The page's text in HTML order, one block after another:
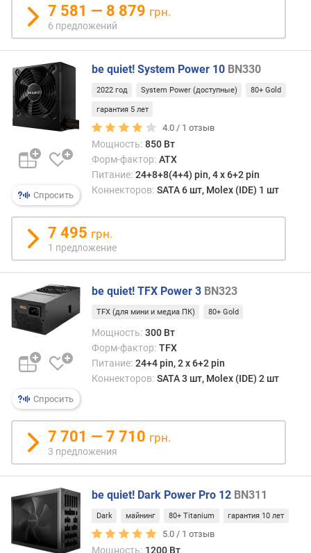
b
e
n
e
t
i
c
s
i
s
с
а
д
р
т
A
X
1
В
т
н
д
а
р
7 581 — 8 879 грн.
6 предложений
Спросить
be quiet! System Power 10 BN330
2022 год System Power (доступные) 80+ Gold
гарантия 5 лет
4.0 / 1 отзыв
Мощность: 850 Вт
Форм-фактор: ATX
Питание: 24+8+8(4+4) pin, 4 х 6+2 pin
Коннекторов: SATA 6 шт, Molex (IDE) 1 шт
7 495 грн.
1 предложение
Спросить
be quiet! TFX Power 3 BN323
TFX (для мини и медиа ПК) 80+ Gold
Мощность: 300 Вт
Форм-фактор: TFX
Питание: 24+4 pin, 2 х 6+2 pin
Коннекторов: SATA 3 шт, Molex (IDE) 2 шт
7 701 — 7 710 грн.
3 предложения
be quiet! Dark Power Pro 12 BN311
Dark майнинг 80+ Titanium гарантия 10 лет
5.0 / 1 отзыв
Мощность: 1200 Вт